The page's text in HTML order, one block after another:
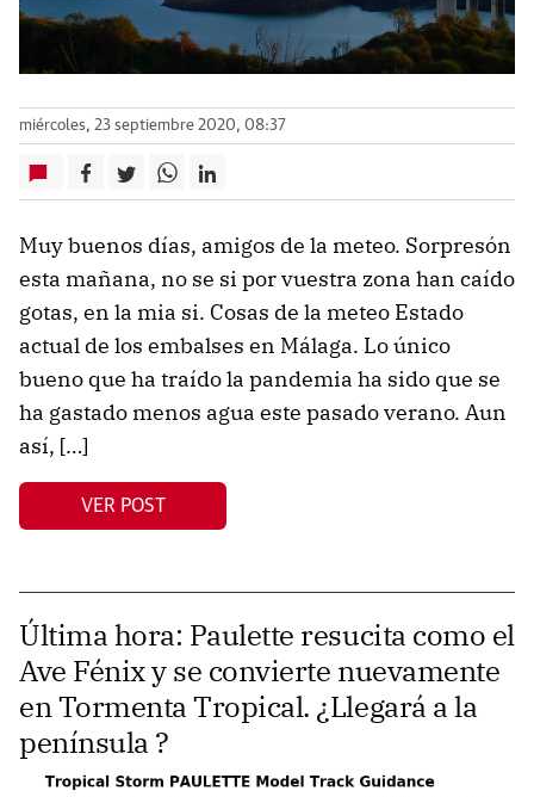
miércoles, 23 septiembre 2020, 08:37
Muy buenos días, amigos de la meteo. Sorpresón
esta mañana, no se si por vuestra zona han caído
gotas, en la mia si. Cosas de la meteo Estado
actual de los embalses en Málaga. Lo único
bueno que ha traído la pandemia ha sido que se
ha gastado menos agua este pasado verano. Aun
así, […]
VER POST
Última hora: Paulette resucita como el
Ave Fénix y se convierte nuevamente
en Tormenta Tropical. ¿Llegará a la
península ?